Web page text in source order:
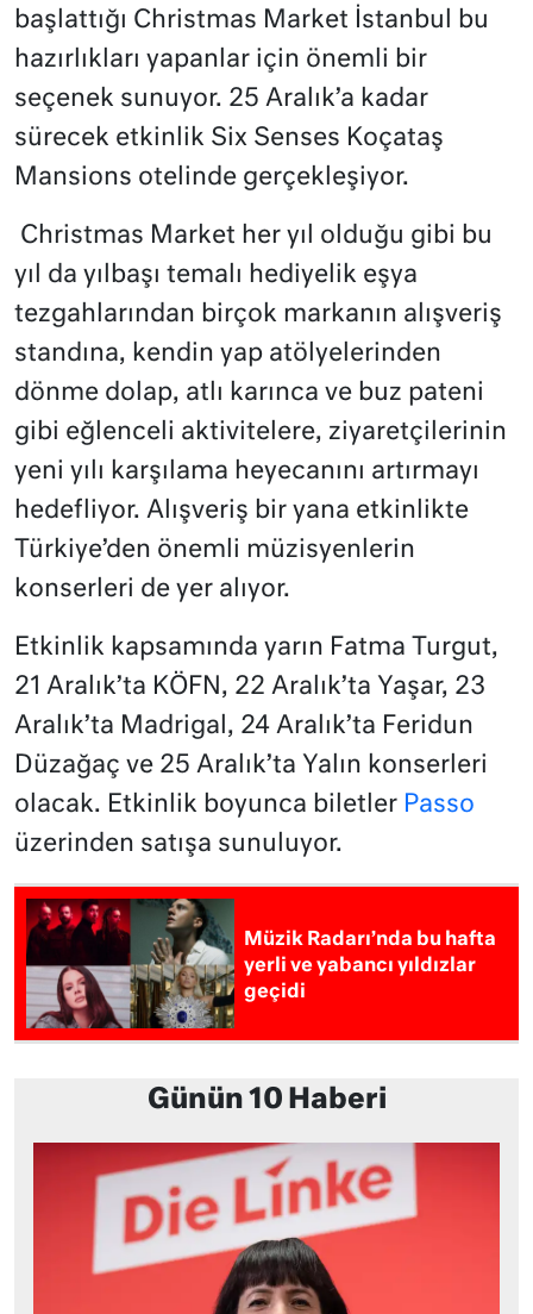
başlattığı Christmas Market İstanbul bu
hazırlıkları yapanlar için önemli bir
seçenek sunuyor. 25 Aralık’a kadar
sürecek etkinlik Six Senses Koçataş
Mansions otelinde gerçekleşiyor.
Christmas Market her yıl olduğu gibi bu
yıl da yılbaşı temalı hediyelik eşya
tezgahlarından birçok markanın alışveriş
standına, kendin yap atölyelerinden
dönme dolap, atlı karınca ve buz pateni
gibi eğlenceli aktivitelere, ziyaretçilerinin
yeni yılı karşılama heyecanını artırmayı
hedefliyor. Alışveriş bir yana etkinlikte
Türkiye’den önemli müzisyenlerin
konserleri de yer alıyor.
Etkinlik kapsamında yarın Fatma Turgut,
21 Aralık’ta KÖFN, 22 Aralık’ta Yaşar, 23
Aralık’ta Madrigal, 24 Aralık’ta Feridun
Düzağaç ve 25 Aralık’ta Yalın konserleri
olacak. Etkinlik boyunca biletler Passo
üzerinden satışa sunuluyor.
Müzik Radarı’nda bu hafta
yerli ve yabancı yıldızlar
geçidi
Günün 10 Haberi